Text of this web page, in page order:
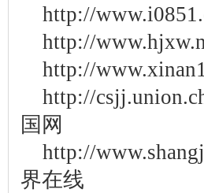
http://
http://
http://
http://
国网
http://
界在线